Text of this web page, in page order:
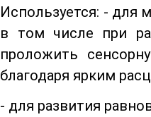
Используется: - для
в том числе при
проложить
благодаря ярким
- для развития